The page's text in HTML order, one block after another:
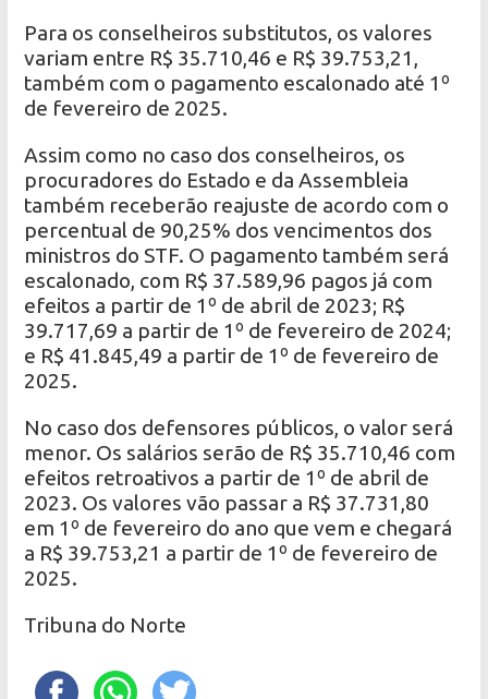
Para os conselheiros substitutos, os valores
variam entre R$ 35.710,46 e R$ 39.753,21,
também com o pagamento escalonado até 1º
de fevereiro de 2025.
Assim como no caso dos conselheiros, os
procuradores do Estado e da Assembleia
também receberão reajuste de acordo com o
percentual de 90,25% dos vencimentos dos
ministros do STF. O pagamento também será
escalonado, com R$ 37.589,96 pagos já com
efeitos a partir de 1º de abril de 2023; R$
39.717,69 a partir de 1º de fevereiro de 2024;
e R$ 41.845,49 a partir de 1º de fevereiro de
2025.
No caso dos defensores públicos, o valor será
menor. Os salários serão de R$ 35.710,46 com
efeitos retroativos a partir de 1º de abril de
2023. Os valores vão passar a R$ 37.731,80
em 1º de fevereiro do ano que vem e chegará
a R$ 39.753,21 a partir de 1º de fevereiro de
2025.
Tribuna do Norte